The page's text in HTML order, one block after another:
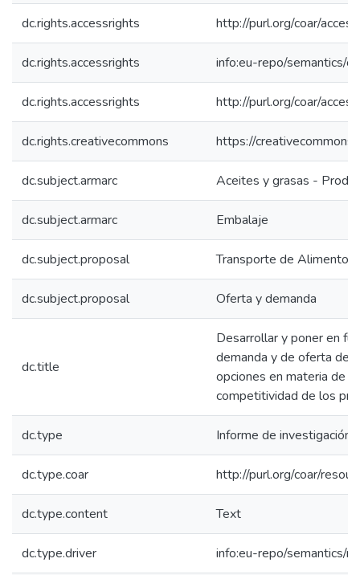
dc.rights.accessrights http://purl.org/coar/
dc.rights.accessrights info:eu-repo/semantics/
dc.rights.accessrights http://purl.org/coar/
dc.rights.creativecommons https://
dc.subject.armarc Aceites y grasas -
dc.subject.armarc Embalaje
dc.subject.proposal Transporte de Alimentos
dc.subject.proposal Oferta y demanda
dc.title
Desarrollar y poner en
demanda y de oferta de
opciones en materia de
competitividad de los
dc.type Informe de investigación
dc.type.coar http://purl.org/coar/
dc.type.content Text
dc.type.driver info:eu-repo/semantics/